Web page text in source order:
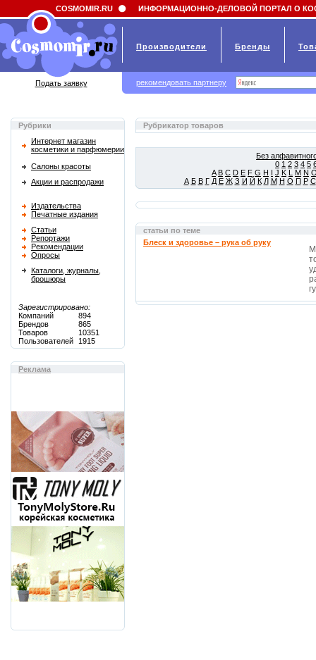
Field 'news_title' doesn't have a default value
Рубрики
Интернет магазин
косметики и парфюмерии
Салоны красоты
Акции и распродажи
Издательства
Печатные издания
Статьи
Репортажи
Рекомендации
Опросы
Каталоги, журналы,
брошюры
Зарегистрировано:
Компаний
894
Брендов
865
Товаров
10351
Пользователей
1915
Реклама
Рубрикатор товаров
Без
0 1 2 3 4 5
A B C D E F G H I J K L M N
А Б В Г Д Е Ж З И Й К Л М Н О П Р С
статьи по теме
Блеск и здоровье – рука об руку
COSMOMIR.RU ИНФОРМАЦИОННО-ДЕЛОВОЙ ПОРТАЛ О
Производители Бренды
Подать заявку рекомендовать партнеру